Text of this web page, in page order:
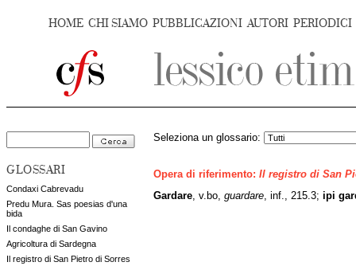
HOME CHI SIAMO PUBBLICAZIONI AUTORI PERIODICI
GLOSSARI
Condaxi Cabrevadu
Predu Mura. Sas poesias d'una
bida
Il condaghe di San Gavino
Agricoltura di Sardegna
Il registro di San Pietro di Sorres
Seleziona un glossario:
Opera di riferimento: Il registro di San
Gardare , v.bo, guardare , inf., 215.3; ipi